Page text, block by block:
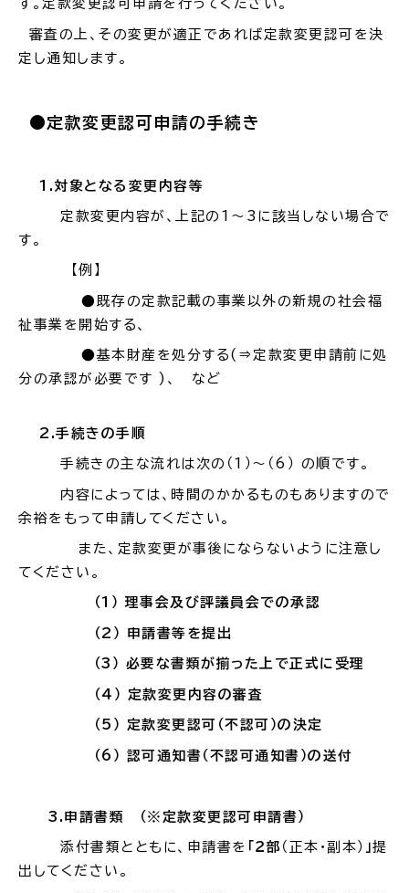
引っ越し
おくやみ
目的から探す
各種相談窓口 担当窓口
す。定款変更認可申請を行ってください。
審査の上、その変更が適正であれば定款変更認可を決
定し通知します。
●定款変更認可申請の手続き
1.対象となる変更内容等
定款変更内容が、上記の1～3に該当しない場合で
す。
【例】
●既存の定款記載の事業以外の新規の社会福
祉事業を開始する、
●基本財産を処分する (⇒ 定款変更申請前に処
分の承認が必要です
)、 など
2.手続きの手順
手続きの主な流れは次の（ 1） ～（6 ） の順です。
内容によっては、時間のかかるものもありますので
余裕をもって申請してください。
また、定款変更が事後にならないように注意し
てください。
（1 ） 理事会及び評議員会での承認
（2 ） 申請書等を提出
（3 ） 必要な書類が揃った上で正式に受理
（4 ） 定款変更内容の審査
（5 ） 定款変更認可（不認可）の決定
（6 ） 認可通知書（不認可通知書）の送付
3. 申請書類 （※定款変更認可申請書）
添付書類とともに、申請書を 「２部 （正本・副本） 」提
出してください。